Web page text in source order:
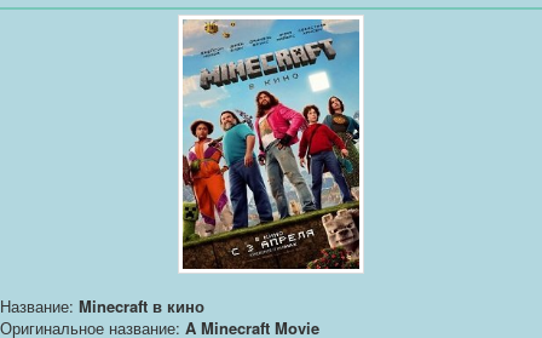
Название: Minecraft в кино
Оригинальное название: A Minecraft Movie